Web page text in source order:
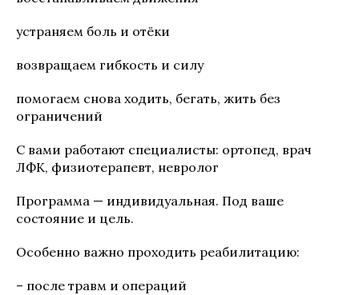
устраняем боль и отёки
возвращаем гибкость и силу
помогаем снова ходить, бегать, жить без
ограничений
С вами работают специалисты: ортопед, врач
ЛФК, физиотерапевт, невролог
Программа — индивидуальная. Под ваше
состояние и цель.
Особенно важно проходить реабилитацию:
– после травм и операций